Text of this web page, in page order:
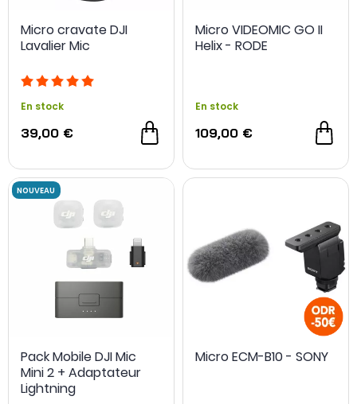
NOUVEAU
Micro cravate DJI
Lavalier Mic
En stock
39,00 €
Micro VIDEOMIC GO II
Helix - RODE
En stock
109,00 €
Pack Mobile DJI Mic
Mini 2 + Adaptateur
Lightning
Micro ECM-B10 - SONY